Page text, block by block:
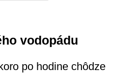
vodopádu
po hodine chôdze